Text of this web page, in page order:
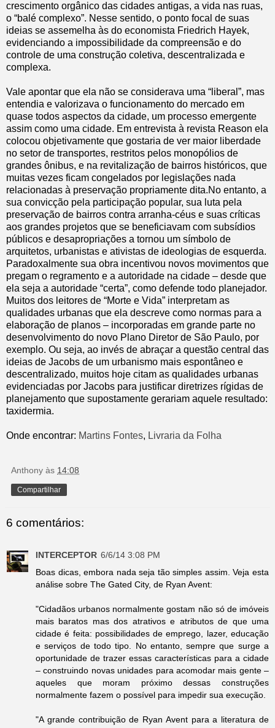
crescimento orgânico das cidades antigas, a vida nas ruas,
o “balé complexo”. Nesse sentido, o ponto focal de suas
ideias se assemelha às do economista Friedrich Hayek,
evidenciando a impossibilidade da compreensão e do
controle de uma construção coletiva, descentralizada e
complexa.
Vale apontar que ela não se considerava uma “liberal”, mas
entendia e valorizava o funcionamento do mercado em
quase todos aspectos da cidade, um processo emergente
assim como uma cidade. Em entrevista à revista Reason ela
colocou objetivamente que gostaria de ver maior liberdade
no setor de transportes, restritos pelos monopólios de
grandes ônibus, e na revitalização de bairros históricos, que
muitas vezes ficam congelados por legislações nada
relacionadas à preservação propriamente dita.No entanto, a
sua convicção pela participação popular, sua luta pela
preservação de bairros contra arranha-céus e suas críticas
aos grandes projetos que se beneficiavam com subsídios
públicos e desapropriações a tornou um símbolo de
arquitetos, urbanistas e ativistas de ideologias de esquerda.
Paradoxalmente sua obra incentivou novos movimentos que
pregam o regramento e a autoridade na cidade – desde que
ela seja a autoridade “certa”, como defende todo planejador.
Muitos dos leitores de “Morte e Vida” interpretam as
qualidades urbanas que ela descreve como normas para a
elaboração de planos – incorporadas em grande parte no
desenvolvimento do novo Plano Diretor de São Paulo, por
exemplo. Ou seja, ao invés de abraçar a questão central das
ideias de Jacobs de um urbanismo mais espontâneo e
descentralizado, muitos hoje citam as qualidades urbanas
evidenciadas por Jacobs para justificar diretrizes rígidas de
planejamento que supostamente gerariam aquele resultado:
taxidermia.
Onde encontrar: Martins Fontes, Livraria da Folha
Anthony às 14:08
Compartilhar
6 comentários:
INTERCEPTOR 6/6/14 3:08 PM
Boas dicas, embora nada seja tão simples assim. Veja esta
análise sobre The Gated City, de Ryan Avent:
"Cidadãos urbanos normalmente gostam não só de imóveis
mais baratos mas dos atrativos e atributos de que uma
cidade é feita: possibilidades de emprego, lazer, educação
e serviços de todo tipo. No entanto, sempre que surge a
oportunidade de trazer essas características para a cidade
– construindo novas unidades para acomodar mais gente –
aqueles que moram próximo dessas construções
normalmente fazem o possível para impedir sua execução.
"A grande contribuição de Ryan Avent para a literatura de